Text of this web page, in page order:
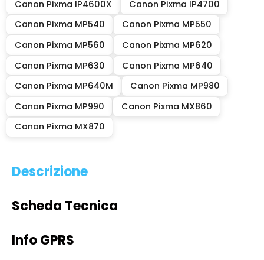
Canon Pixma IP4600X
Canon Pixma IP4700
Canon Pixma MP540
Canon Pixma MP550
Canon Pixma MP560
Canon Pixma MP620
Canon Pixma MP630
Canon Pixma MP640
Canon Pixma MP640M
Canon Pixma MP980
Canon Pixma MP990
Canon Pixma MX860
Canon Pixma MX870
Descrizione
Scheda Tecnica
Info GPRS